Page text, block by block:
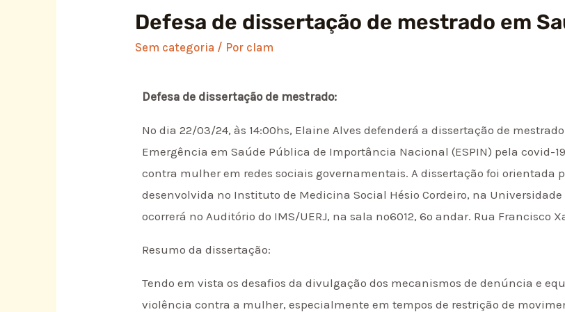
Defesa de dissertação de mestrado em
Sem categoria / Por clam
Defesa de dissertação de mestrado:
No dia 22/03/24, às 14:00hs, Elaine Alves defenderá a dissertação de
Emergência em Saúde Pública de Importância Nacional (ESPIN) pela covid-
contra mulher em redes sociais governamentais. A dissertação foi orientada
desenvolvida no Instituto de Medicina Social Hésio Cordeiro, na Universidade
ocorrerá no Auditório do IMS/UERJ, na sala nº6012, 6º andar. Rua Francisco
Resumo da dissertação:
Tendo em vista os desafios da divulgação dos mecanismos de denúncia e
violência contra a mulher, especialmente em tempos de restrição de